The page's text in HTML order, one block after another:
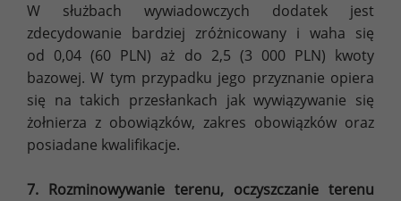
W służbach wywiadowczych dodatek jest
zdecydowanie bardziej zróżnicowany i waha się
od 0,04 (60 PLN) aż do 2,5 (3 000 PLN) kwoty
bazowej. W tym przypadku jego przyznanie opiera
się na takich przesłankach jak wywiązywanie się
żołnierza z obowiązków, zakres obowiązków oraz
posiadane kwalifikacje.
7. Rozminowywanie terenu, oczyszczanie terenu